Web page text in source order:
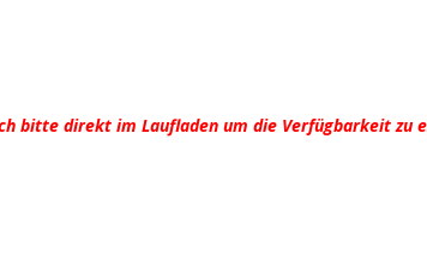
bitte direkt im Laufladen um die Verfügbarkeit zu